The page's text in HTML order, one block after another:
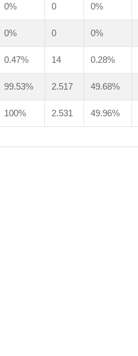
0% 0 0%
0% 0 0%
0.47% 14 0.28%
99.53% 2.517 49.68%
100% 2.531 49.96%